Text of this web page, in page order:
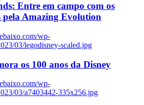
Entre em campo com os
pela Amazing Evolution
wp-
03/legodisney-scaled.jpg
os 100 anos da Disney
wp-
03/a7403442-335x256.jpg